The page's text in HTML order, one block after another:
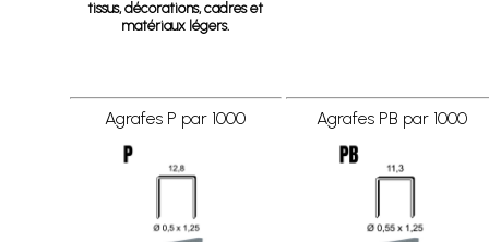
tissus, décorations, cadres et
matériaux légers.
Agrafes P par 1000 Agrafes PB par 1000